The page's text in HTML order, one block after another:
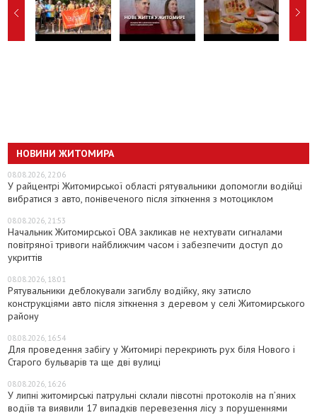
НОВИНИ ЖИТОМИРА
08.08.2026, 22:06
У райцентрі Житомирської області рятувальники допомогли водійці
вибратися з авто, понівеченого після зіткнення з мотоциклом
08.08.2026, 21:53
Начальник Житомирської ОВА закликав не нехтувати сигналами
повітряної тривоги найближчим часом і забезпечити доступ до
укриттів
08.08.2026, 18:01
Рятувальники деблокували загиблу водійку, яку затисло
конструкціями авто після зіткнення з деревом у селі Житомирського
району
08.08.2026, 16:54
Для проведення забігу у Житомирі перекриють рух біля Нового і
Старого бульварів та ще дві вулиці
08.08.2026, 16:26
У липні житомирські патрульні склали півсотні протоколів на пʼяних
водіїв та виявили 17 випадків перевезення лісу з порушеннями